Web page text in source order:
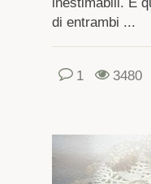
di entrambi ...
1 3480